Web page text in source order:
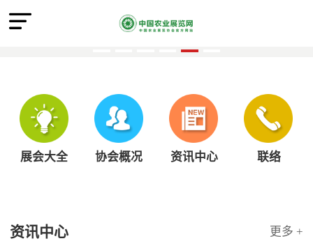
展会大全 协会概况 资讯中心 联络
资讯中心 更多 +